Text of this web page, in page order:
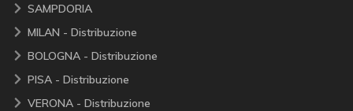
SAMPDORIA
MILAN - Distribuzione
BOLOGNA - Distribuzione
PISA - Distribuzione
VERONA - Distribuzione